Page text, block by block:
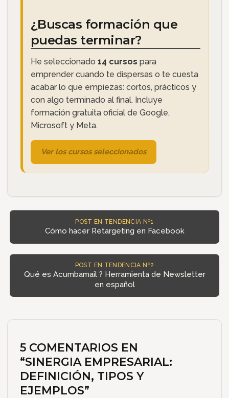
¿Buscas formación que
puedas terminar?
He seleccionado 14 cursos para
emprender cuando te dispersas o te cuesta
acabar lo que empiezas: cortos, prácticos y
con algo terminado al final. Incluye
formación gratuita oficial de Google,
Microsoft y Meta.
Ver los cursos seleccionados
POST EN TENDENCIA Nº1
Cómo hacer Retargeting en Facebook
POST EN TENDENCIA Nº2
Qué es Acumbamail ? Herramienta de Newsletter
en español
5 COMENTARIOS EN
“SINERGIA EMPRESARIAL:
DEFINICIÓN, TIPOS Y
EJEMPLOS”